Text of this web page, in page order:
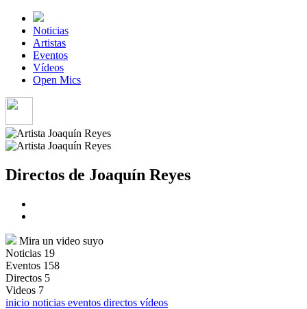
Noticias
Artistas
Eventos
Vídeos
Open Mics
Directos de Joaquín Reyes
Mira un video suyo
Noticias 19
Eventos 158
Directos 5
Videos 7
inicio noticias eventos directos vídeos